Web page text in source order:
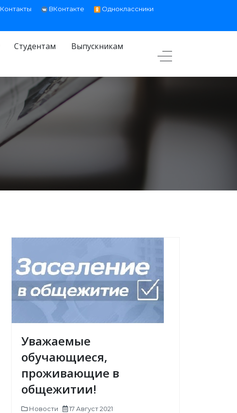
Контакты ВКонтакте
Одноклассники
Студентам
Выпускникам
Уважаемые
обучающиеся,
проживающие в
общежитии!
Новости 17 Август 2021